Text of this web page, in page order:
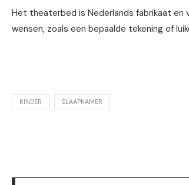
Het theaterbed is Nederlands fabrikaat en
wensen, zoals een bepaalde tekening of
KINDER SLAAPKAMER